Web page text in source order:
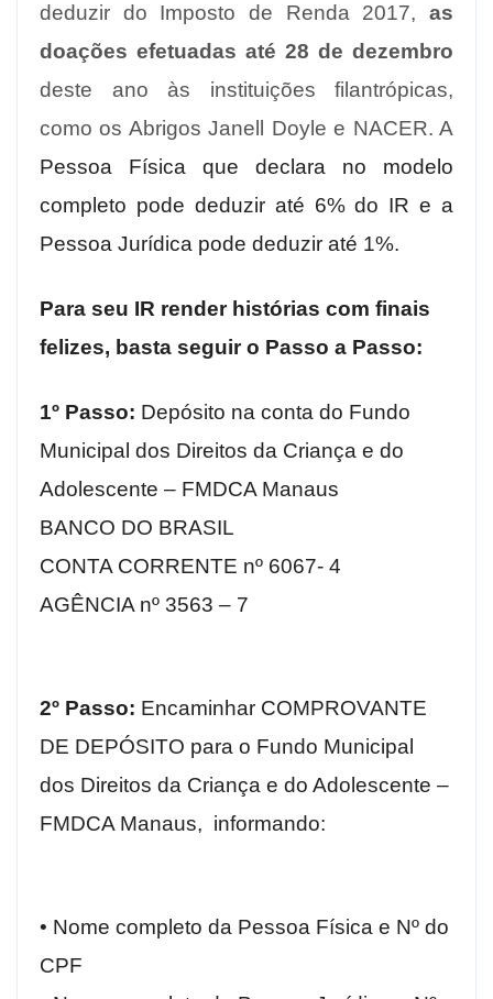
deduzir do Imposto de Renda 2017, as
doações efetuadas até 28 de dezembro
deste ano às instituições filantrópicas,
como os Abrigos Janell Doyle e NACER. A
Pessoa Física que declara no modelo
completo pode deduzir até 6% do IR e a
Pessoa Jurídica pode deduzir até 1%.
Para seu IR render histórias com finais
felizes, basta seguir o Passo a Passo:
1º Passo: Depósito na conta do Fundo
Municipal dos Direitos da Criança e do
Adolescente – FMDCA Manaus
BANCO DO BRASIL
CONTA CORRENTE nº 6067- 4
AGÊNCIA nº 3563 – 7
2º Passo: Encaminhar COMPROVANTE
DE DEPÓSITO para o Fundo Municipal
dos Direitos da Criança e do Adolescente –
FMDCA Manaus, informando:
• Nome completo da Pessoa Física e Nº do
CPF